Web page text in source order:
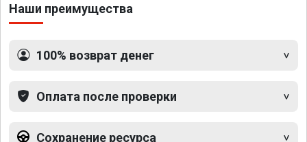
Наши преимущества
100% возврат денег
Оплата после проверки
Сохранение ресурса